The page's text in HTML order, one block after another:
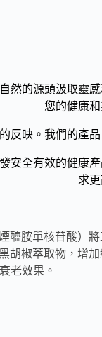
然的源頭汲取
您的健康
映。我們的產
全有效的健康
求
醯胺單核苷酸）
胡椒萃取物，
老效果。